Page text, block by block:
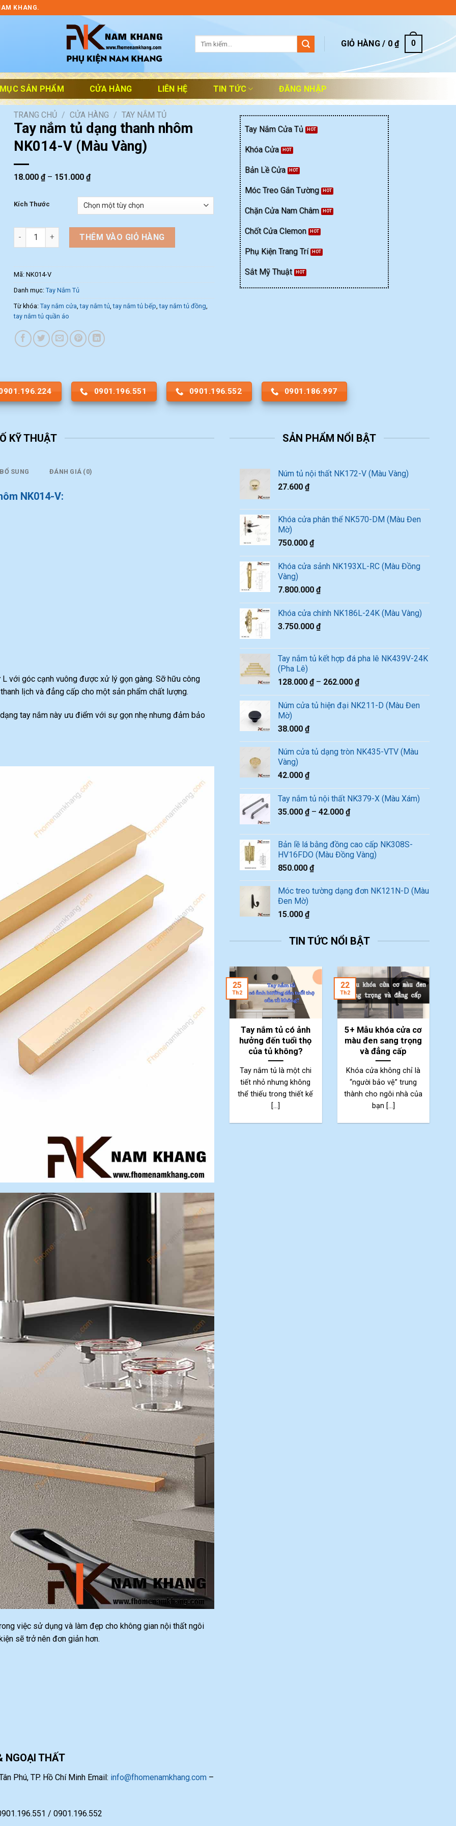
KHANG.
GIỎ HÀNG / 0₫ 0
SẢN PHẨM CỬA HÀNG LIÊN HỆ TIN TỨC ĐĂNG NHẬP
TRANG CHỦ / CỬA HÀNG / TAY NẮM TỦ
Tay nắm tủ dạng thanh nhôm
NK014-V (Màu Vàng)
18.000₫– 151.000₫
Kích Thước
Tay nắm tủ dạng thanh nhôm NK014-V (Màu Vàng) số lượng
THÊM VÀO GIỎ HÀNG
Mã:NK014-V
Danh mục:Tay Nắm Tủ
Từ khóa:Tay nắm cửa ,tay nắm tủ ,tay nắm tủ bếp ,tay nắm tủ đồng
tay nắm tủ quần áo
Tay Nắm Cửa Tủ
Khóa Cửa
Bản Lề Cửa
Móc Treo Gắn Tường
Chặn Cửa Nam Châm
Chốt Cửa Clemon
Phụ Kiện Trang Trí
Sắt Mỹ Thuật
0901.196.551 0901.196.552 0901.186.997
KỸ THUẬT
SUNG ĐÁNH GIÁ (0)
NK014-V:
L với góc cạnh vuông được xử lý gọn gàng. Sỡ hữu công
lịch và đẳng cấp cho một sản phẩm chất lượng.
tay nắm này ưu điểm với sự gọn nhẹ nhưng đảm bảo
việc sử dụng và làm đẹp cho không gian nội thất ngôi
sẽ trở nên đơn giản hơn.
NGOẠI THẤT
Phú, TP. Hồ Chí Minh Email: info@fhomenamkhang.com –
/ 0901.196.552
SẢN PHẨM NỔI BẬT
Núm tủ nội thất NK172-V (Màu Vàng)
27.600₫
Khóa cửa phân thể NK570-DM (Màu Đen
Mờ)
750.000₫
Khóa cửa sảnh NK193XL-RC (Màu Đồng
Vàng)
7.800.000₫
Khóa cửa chính NK186L-24K (Màu Vàng)
3.750.000₫
Tay nắm tủ kết hợp đá pha lê NK439V-24K
(Pha Lê)
128.000₫– 262.000₫
Núm cửa tủ hiện đại NK211-D (Màu Đen
Mờ)
38.000₫
Núm cửa tủ dạng tròn NK435-VTV (Màu
Vàng)
42.000₫
Tay nắm tủ nội thất NK379-X (Màu Xám)
35.000₫–42.000₫
Bản lề lá bằng đồng cao cấp NK308S-
HV16FDO (Màu Đồng Vàng)
850.000₫
Móc treo tường dạng đơn NK121N-D (Màu
Đen Mờ)
15.000₫
TIN TỨC NỔI BẬT
Tay nắm tủ có ảnh
hưởng đến tuổi thọ
của tủ không?
Tay nắm tủ là một chi
tiết nhỏ nhưng không
thể thiếu trong thiết kế
[...]
25
Th2
5+ Mẫu khóa cửa cơ
màu đen sang trọng
và đẳng cấp
Khóa cửa không chỉ là
“người bảo vệ” trung
thành cho ngôi nhà của
bạn [...]
22
Th2
Tết Nguyên Đán
2025 đang đến –
Sắm ngay phụ kiện
nội thất với ưu đãi
20
Th1
Tay nắm tủ – Nâng
tầm không gian với
ưu đãi 20%
18
Th1